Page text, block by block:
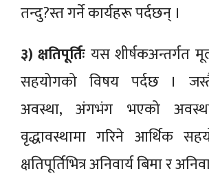
तन्दु?स्त गर्ने कार्यहरू पर्दछन् ।
३) क्षतिपूर्तिः यस शीर्षकअन्तर्गत
सहयोगको विषय पर्दछ ।
अवस्था, अंगभंग भएको
वृद्धावस्थामा गरिने आर्थिक
क्षतिपूर्तिभित्र अनिवार्य बिमा र